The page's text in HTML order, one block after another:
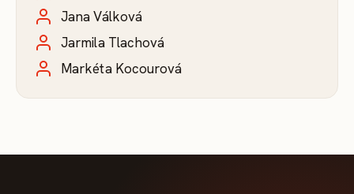
Jana Válková
Jarmila Tlachová
Markéta Kocourová